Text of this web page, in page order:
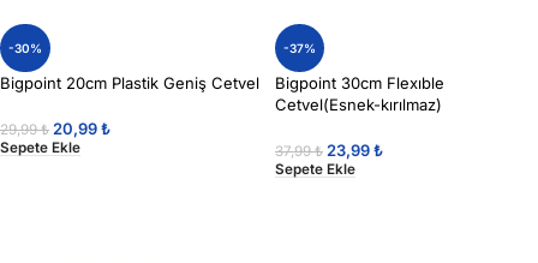
-30%
Bigpoint 20cm Plastik Geniş Cetvel
29,99₺ 20,99₺
Sepete Ekle
-37%
Bigpoint 30cm Flexıble
Cetvel(Esnek-kırılmaz)
37,99₺ 23,99₺
Sepete Ekle